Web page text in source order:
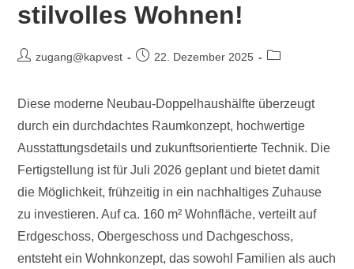
stilvolles Wohnen!
zugang@kapvest 22. Dezember 2025
Diese moderne Neubau-Doppelhaushälfte überzeugt
durch ein durchdachtes Raumkonzept, hochwertige
Ausstattungsdetails und zukunftsorientierte Technik. Die
Fertigstellung ist für Juli 2026 geplant und bietet damit
die Möglichkeit, frühzeitig in ein nachhaltiges Zuhause
zu investieren. Auf ca. 160 m² Wohnfläche, verteilt auf
Erdgeschoss, Obergeschoss und Dachgeschoss,
entsteht ein Wohnkonzept, das sowohl Familien als auch